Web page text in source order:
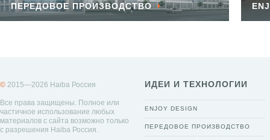
ПЕРЕДОВОЕ ПРОИЗВОДСТВО
© 2015—2026 Haiba Россия
Все права защищены. Полное или
частичное использование любых
материалов с сайта возможно только
с разрешения Haiba Россия.
ИДЕИ И ТЕХНОЛОГИИ
ENJOY DESIGN
ПЕРЕДОВОЕ ПРОИЗВОДСТВО